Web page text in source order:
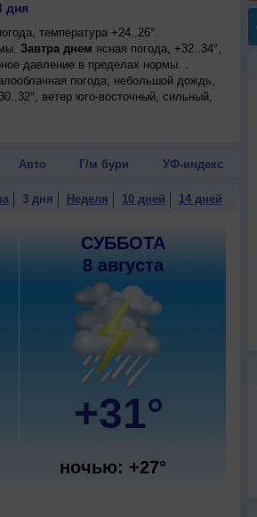
дня
температура +24..26°.
Завтра днем ясная погода, +32..34°,
давление в пределах нормы. .
погода, небольшой дождь,
ветер юго-восточный, сильный,
Авто Г/м бури УФ-индекс
3 дня Неделя 10 дней 14 дней
СУББОТА
8 августа
+31°
ночью: +27°